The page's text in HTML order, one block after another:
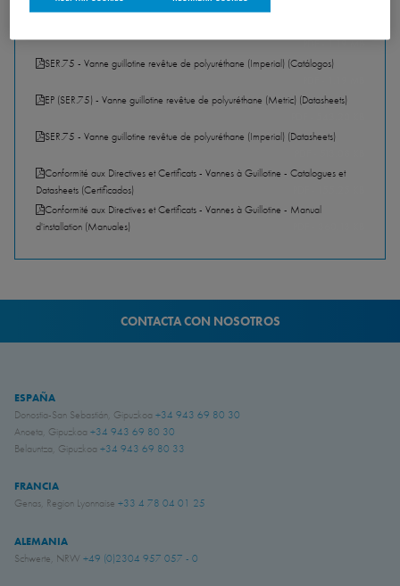
PDF - 1.19 MB
SER.75 - Vanne guillotine revêtue de polyuréthane (Imperial) (Catálogos)
EP (SER.75) - Vanne guillotine revêtue de polyuréthane (Metric) (Datasheets)
SER.75 - Vanne guillotine revêtue de polyuréthane (Imperial) (Datasheets)
Conformité aux Directives et Certificats - Vannes à Guillotine - Catalogues et
Datasheets (Certificados)
Conformité aux Directives et Certificats - Vannes à Guillotine - Manual
d'installation (Manuales)
CONTACTA CON NOSOTROS
ESPAÑA
Donostia-San Sebastián, Gipuzkoa +34 943 69 80 30
Anoeta, Gipuzkoa +34 943 69 80 30
Belauntza, Gipuzkoa +34 943 69 80 33
FRANCIA
Genas, Region Lyonnaise +33 4 78 04 01 25
ALEMANIA
Schwerte, NRW +49 (0)2304 957 057 - 0